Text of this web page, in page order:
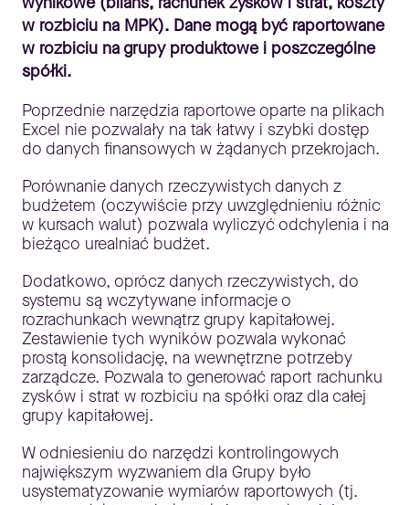
w rozbiciu na MPK). Dane mogą być raportowane
w rozbiciu na grupy produktowe i poszczególne
spółki.
Poprzednie narzędzia raportowe oparte na plikach
Excel nie pozwalały na tak łatwy i szybki dostęp
do danych finansowych w żądanych przekrojach.
Porównanie danych rzeczywistych danych z
budżetem (oczywiście przy uwzględnieniu różnic
w kursach walut) pozwala wyliczyć odchylenia i na
bieżąco urealniać budżet.
Dodatkowo, oprócz danych rzeczywistych, do
systemu są wczytywane informacje o
rozrachunkach wewnątrz grupy kapitałowej.
Zestawienie tych wyników pozwala wykonać
prostą konsolidację, na wewnętrzne potrzeby
zarządcze. Pozwala to generować raport rachunku
zysków i strat w rozbiciu na spółki oraz dla całej
grupy kapitałowej.
W odniesieniu do narzędzi kontrolingowych
największym wyzwaniem dla Grupy było
usystematyzowanie wymiarów raportowych (tj.